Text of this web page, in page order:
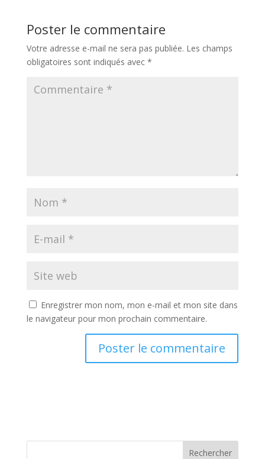
Poster le commentaire
Votre adresse e-mail ne sera pas publiée. Les champs
obligatoires sont indiqués avec *
Enregistrer mon nom, mon e-mail et mon site dans
le navigateur pour mon prochain commentaire.
Rechercher